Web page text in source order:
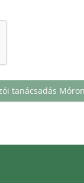
tanácsadás